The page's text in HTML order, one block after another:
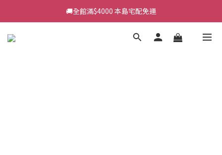
🚚全館滿$4000 本島宅配免運